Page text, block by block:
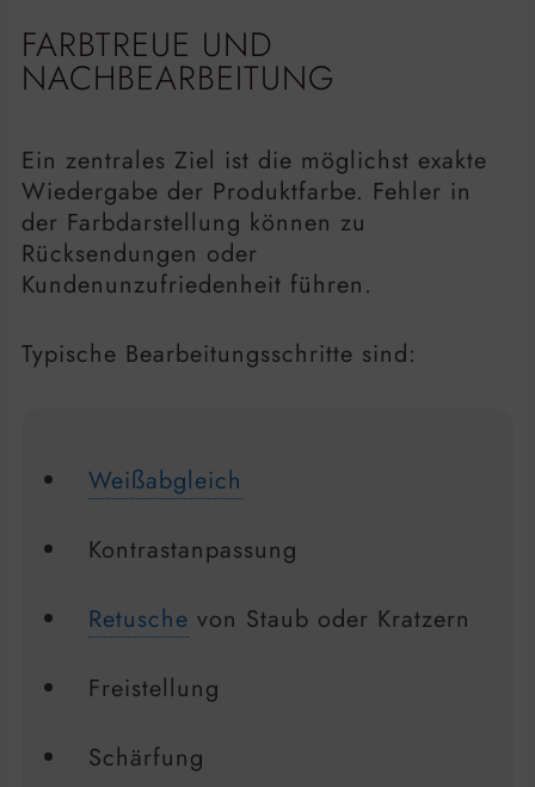
FARBTREUE UND
NACHBEARBEITUNG
Ein zentrales Ziel ist die möglichst exakte
Wiedergabe der Produktfarbe. Fehler in
der Farbdarstellung können zu
Rücksendungen oder
Kundenunzufriedenheit führen.
Typische Bearbeitungsschritte sind:
Weißabgleich
Kontrastanpassung
Retusche von Staub oder Kratzern
Freistellung
Schärfung